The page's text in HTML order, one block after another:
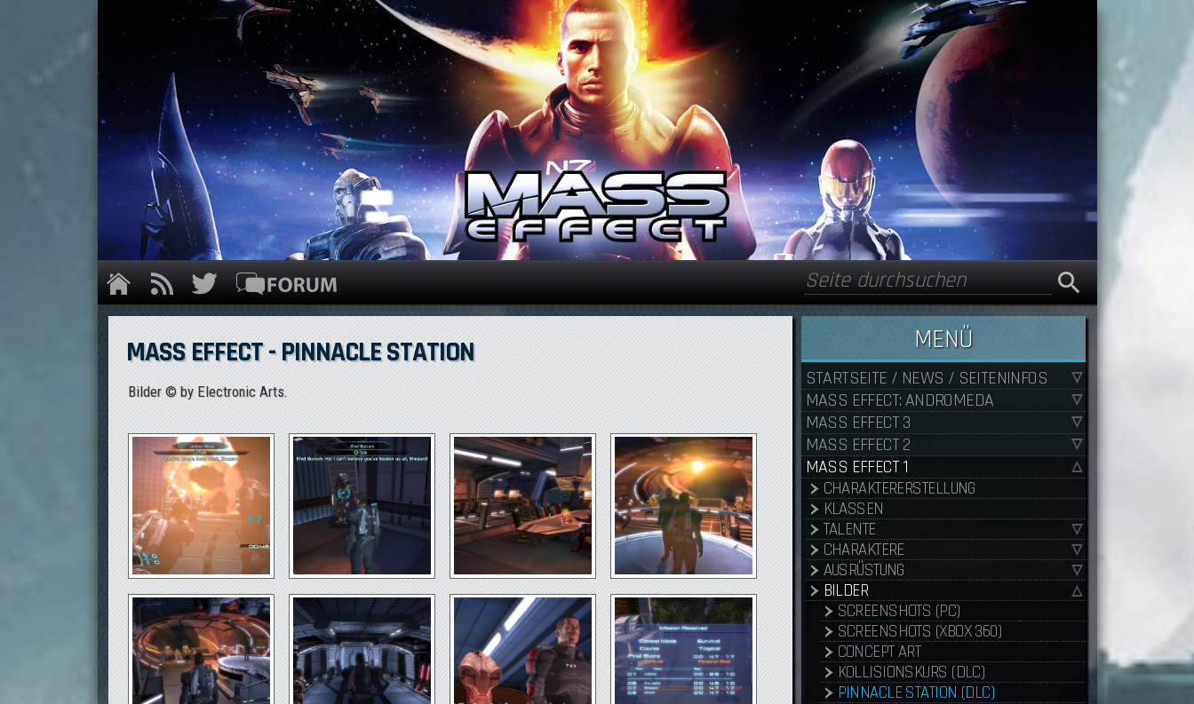
Direkt zum Inhalt
Suchformular
Suche
MASS EFFECT - PINNACLE STATION
Bilder © by Electronic Arts.
MENÜ
STARTSEITE / NEWS / SEITENINFOS
MASS EFFECT: ANDROMEDA
MASS EFFECT 3
MASS EFFECT 2
MASS EFFECT 1
CHARAKTERERSTELLUNG
KLASSEN
TALENTE
CHARAKTERE
AUSRÜSTUNG
BILDER
SCREENSHOTS (PC)
SCREENSHOTS (XBOX 360)
CONCEPT ART
KOLLISIONSKURS (DLC)
PINNACLE STATION (DLC)